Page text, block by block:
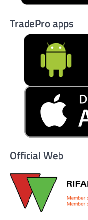
TradePro apps
Official Web